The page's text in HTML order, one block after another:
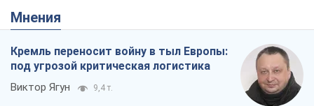
Мнения
Кремль переносит войну в тыл Европы:
под угрозой критическая логистика
Виктор Ягун 9,4 т.